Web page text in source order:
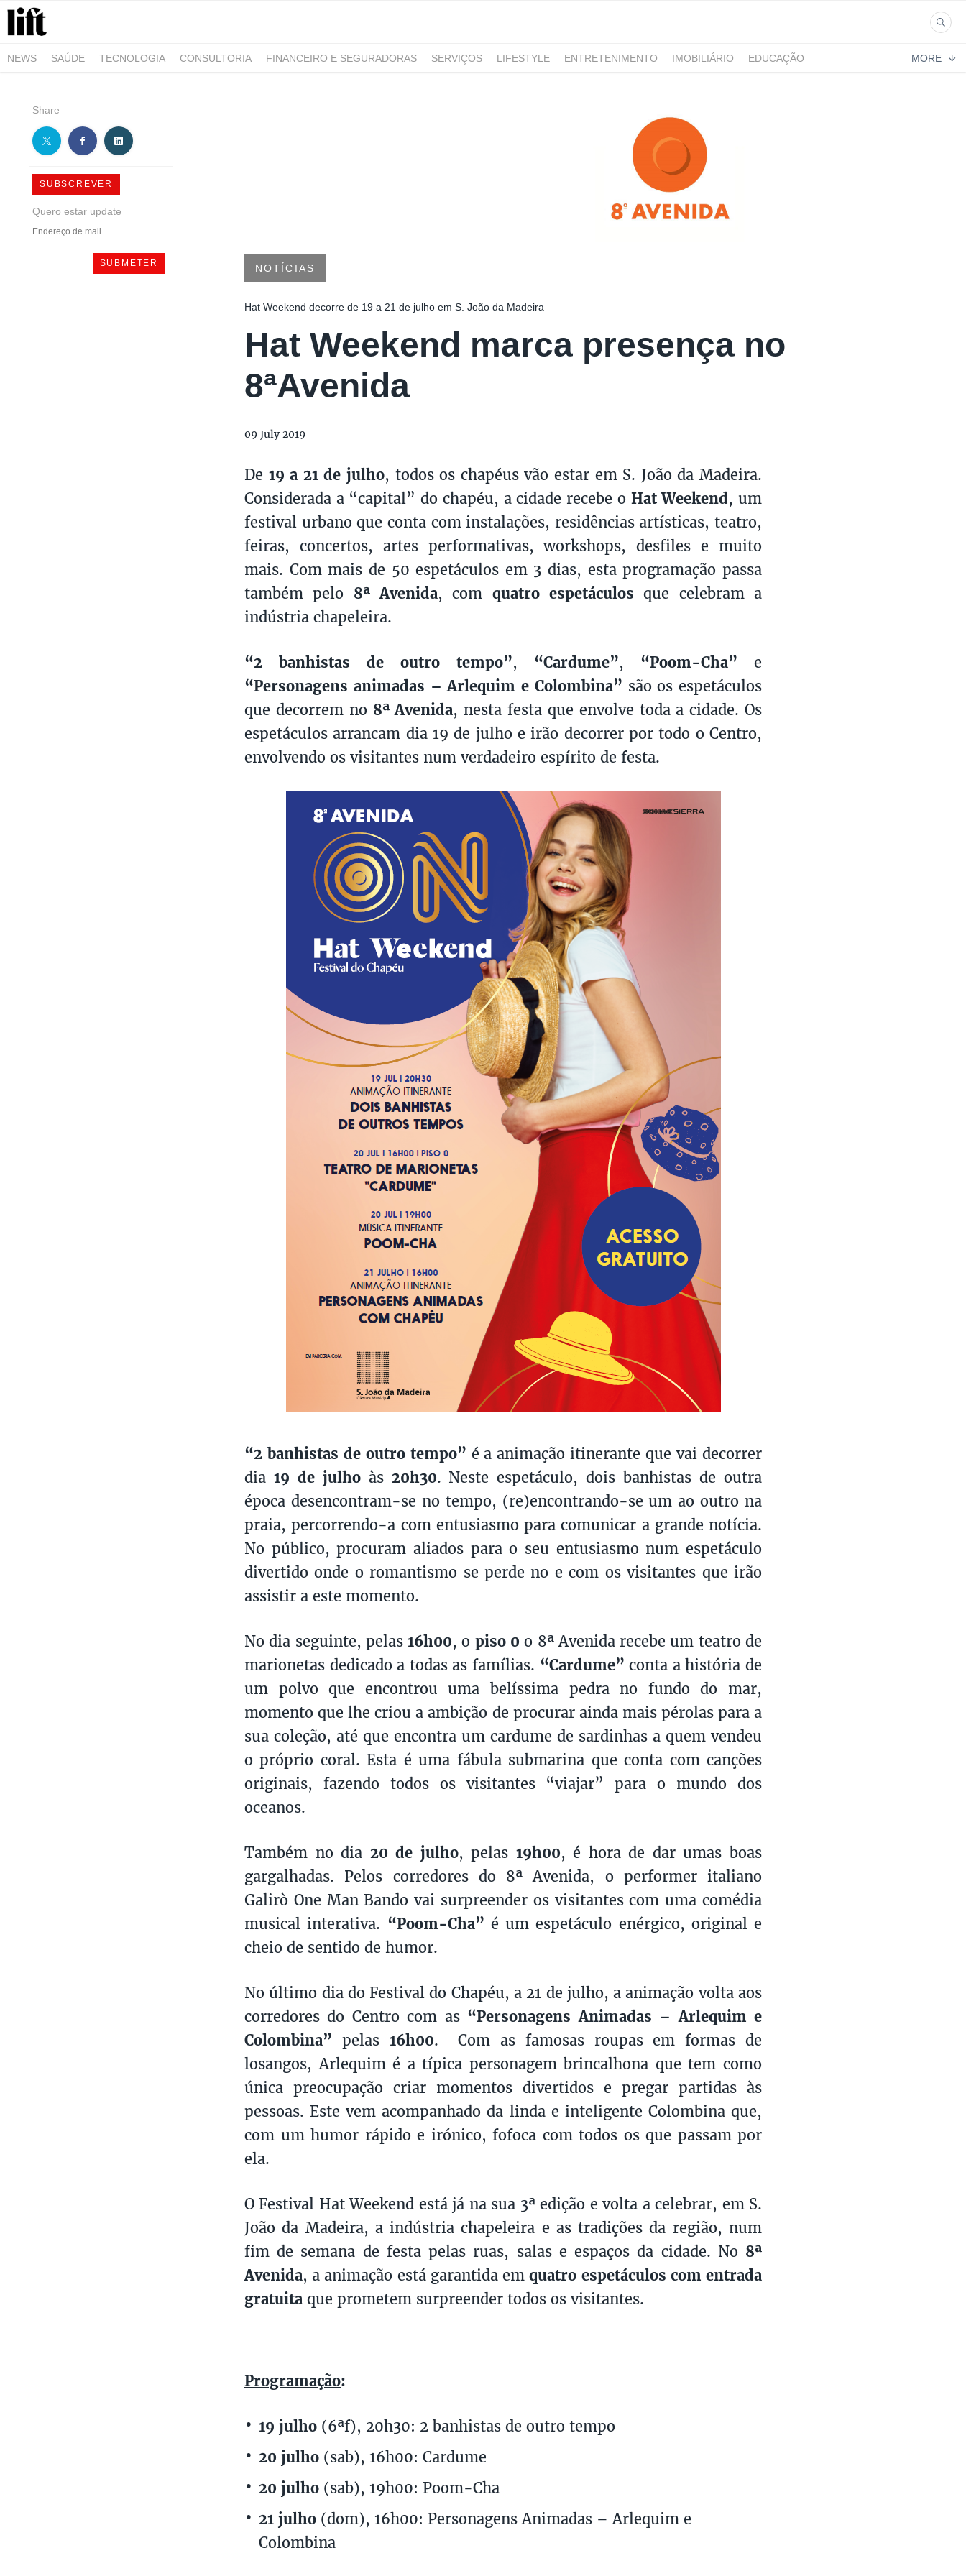
NEWS SAÚDE TECNOLOGIA CONSULTORIA FINANCEIRO E SEGURADORAS SERVIÇOS LIFESTYLE ENTRETENIMENTO IMOBILIÁRIO
EDUCAÇÃO
MORE
Share
SUBSCREVER
Quero estar update
NOTÍCIAS
Hat Weekend decorre de 19 a 21 de julho em S. João da Madeira
Hat Weekend marca presença no
8ªAvenida
09 July 2019
De 19 a 21 de julho, todos os chapéus vão estar em S. João da Madeira.
Considerada a “capital” do chapéu, a cidade recebe o Hat Weekend, um
festival urbano que conta com instalações, residências artísticas, teatro,
feiras, concertos, artes performativas, workshops, desfiles e muito
mais. Com mais de 50 espetáculos em 3 dias, esta programação passa
também pelo 8ª Avenida, com quatro espetáculos que celebram a
indústria chapeleira.
“2 banhistas de outro tempo”, “Cardume”, “Poom-Cha” e
“Personagens animadas – Arlequim e Colombina” são os espetáculos
que decorrem no 8ª Avenida, nesta festa que envolve toda a cidade. Os
espetáculos arrancam dia 19 de julho e irão decorrer por todo o Centro,
envolvendo os visitantes num verdadeiro espírito de festa.
“2 banhistas de outro tempo” é a animação itinerante que vai decorrer
dia 19 de julhoàs 20h30. Neste espetáculo, dois banhistas de outra
época desencontram-se no tempo, (re)encontrando-se um ao outro na
praia, percorrendo-a com entusiasmo para comunicar a grande notícia.
No público, procuram aliados para o seu entusiasmo num espetáculo
divertido onde o romantismo se perde no e com os visitantes que irão
assistir a este momento.
No dia seguinte, pelas16h00, o piso 0 o 8ª Avenida recebe um teatro de
marionetas dedicado a todas as famílias. “Cardume” conta a história de
um polvo que encontrou uma belíssima pedra no fundo do mar,
momento que lhe criou a ambição de procurar ainda mais pérolas para a
sua coleção, até que encontra um cardume de sardinhas a quem vendeu
o próprio coral. Esta é uma fábula submarina que conta com canções
originais, fazendo todos os visitantes “viajar” para o mundo dos
oceanos.
Também no dia 20 de julho, pelas 19h00, é hora de dar umas boas
gargalhadas. Pelos corredores do 8ª Avenida, o performer italiano
Galirò One Man Bando vai surpreender os visitantes com uma comédia
musical interativa. “Poom-Cha” é um espetáculo enérgico, original e
cheio de sentido de humor.
No último dia do Festival do Chapéu, a 21 de julho, a animação volta aos
corredores do Centro com as “Personagens Animadas – Arlequim e
Colombina” pelas 16h00. Com as famosas roupas em formas de
losangos, Arlequim é a típica personagem brincalhona que tem como
única preocupação criar momentos divertidos e pregar partidas às
pessoas. Este vem acompanhado da linda e inteligente Colombina que,
com um humor rápido e irónico, fofoca com todos os que passam por
ela.
O Festival Hat Weekend está já na sua 3ª edição e volta a celebrar, em S.
João da Madeira, a indústria chapeleira e as tradições da região, num
fim de semana de festa pelas ruas, salas e espaços da cidade. No 8ª
Avenida, a animação está garantida emquatro espetáculos com entrada
gratuita que prometem surpreender todos os visitantes.
Programação:
19 julho (6ªf), 20h30: 2 banhistas de outro tempo
20 julho (sab), 16h00: Cardume
20 julho (sab), 19h00: Poom-Cha
21 julho (dom), 16h00: Personagens Animadas – Arlequim e
Colombina